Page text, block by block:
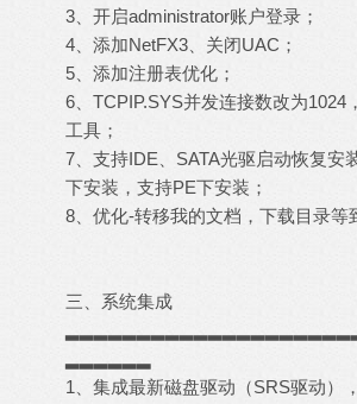
3、开启administrator账户登录；
4、添加NetFX3、关闭UAC；
5、添加注册表优化；
6、TCPIP.SYS并发连接数改为1024
工具；
7、支持IDE、SATA光驱启动恢复安
下安装，支持PE下安装；
8、优化-转移我的文档，下载目录等
三、系统集成
▂▂▂▂▂▂
1、集成最新磁盘驱动（SRS驱动）